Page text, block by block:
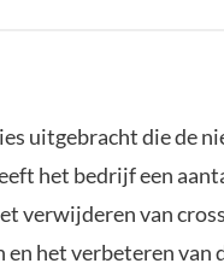
uitgebracht die de
het bedrijf een
verwijderen van
het verbeteren van